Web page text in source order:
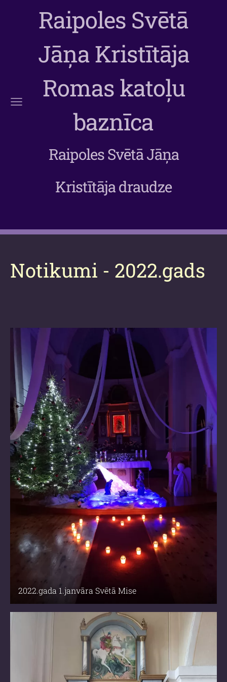
Raipoles Svētā
Jāņa Kristītāja
Romas katoļu
baznīca
Raipoles Svētā Jāņa
Kristītāja draudze
Notikumi - 2022.gads
2022.gada 1.janvāra Svētā Mise